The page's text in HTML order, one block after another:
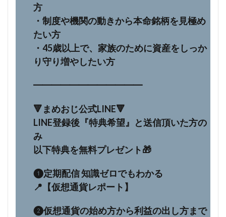
方
・制度や機関の動きから本命銘柄を見極め
たい方
・45歳以上で、家族のために資産をしっか
り守り増やしたい方
━━━━━━━━━━━━
🔻まめおじ公式LINE🔻
LINE登録後『特典希望』と送信頂いた方の
み
以下特典を無料プレゼント🎁
❶定期配信 知識ゼロでもわかる
📍【仮想通貨レポート】
❷仮想通貨の始め方から利益の出し方まで